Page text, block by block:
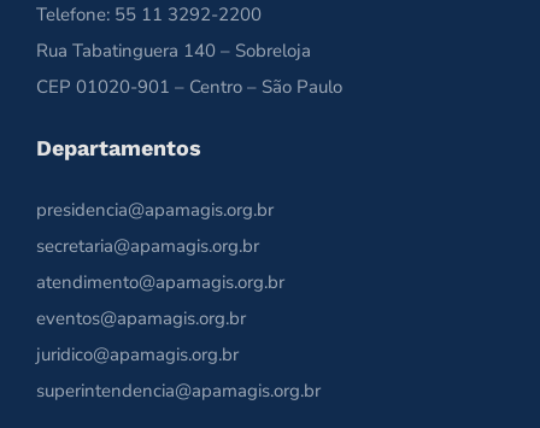
Telefone: 55 11 3292-2200
Rua Tabatinguera 140 – Sobreloja
CEP 01020-901 – Centro – São Paulo
Departamentos
presidencia@apamagis.org.br
secretaria@apamagis.org.br
atendimento@apamagis.org.br
eventos@apamagis.org.br
juridico@apamagis.org.br
superintendencia@apamagis.org.br